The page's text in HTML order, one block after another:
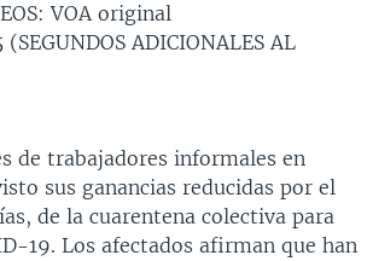
Y CULTURA
VOA original
ADICIONALES AL
de trabajadores informales en
sus ganancias reducidas por el
de la cuarentena colectiva para
19. Los afectados afirman que han